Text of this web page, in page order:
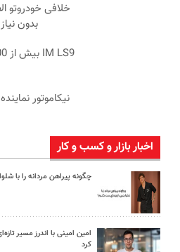
خلافی خودروتو
بدون
اخبار بازار و کسب و کار
چگونه پیراهن مردانه را با
امین امینی با اندرز مسیر
کرد